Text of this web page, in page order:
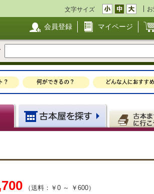
文字サイズ
会員登録 マイページ
（送料：￥0 ～ ￥600）